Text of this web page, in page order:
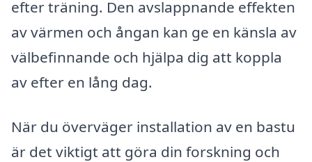
efter träning. Den avslappnande effekten
av värmen och ångan kan ge en känsla av
välbefinnande och hjälpa dig att koppla
av efter en lång dag.
När du överväger installation av en bastu
är det viktigt att göra din forskning och